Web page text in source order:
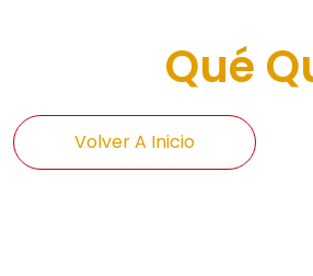
Qué
Volver A Inicio